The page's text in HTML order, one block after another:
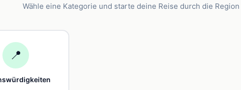
Wähle eine Kategorie und starte deine Reise durch die Region
📍